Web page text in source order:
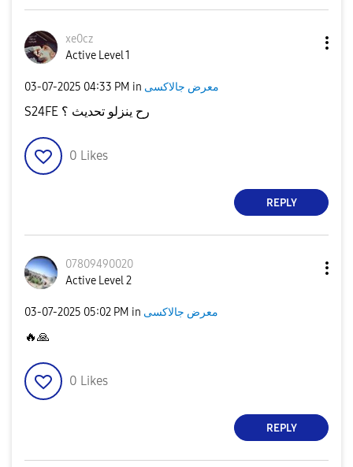
xe0cz
Active Level 1
‎03-07-2025 04:33 PM in معرض جالاكسى
S24FE رح ينزلو تحديث ؟
0 Likes
REPLY
07809490020
Active Level 2
‎03-07-2025 05:02 PM in معرض جالاكسى
🔥🙏
0 Likes
REPLY